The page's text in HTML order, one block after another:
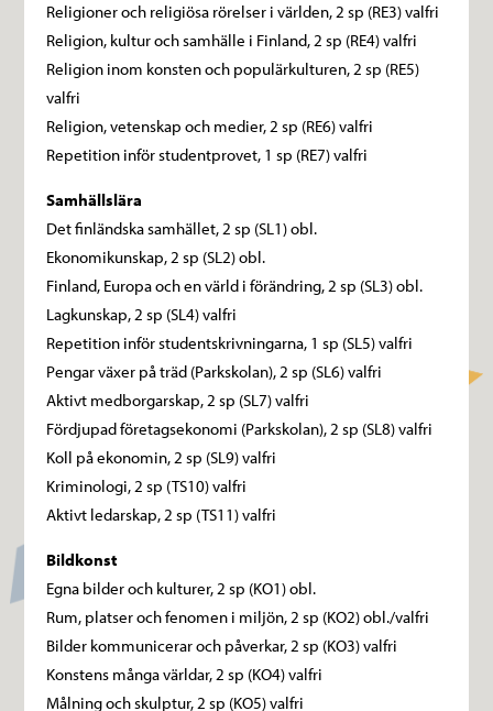
Religioner och religiösa rörelser i världen, 2 sp (RE3) valfri
Religion, kultur och samhälle i Finland, 2 sp (RE4) valfri
Religion inom konsten och populärkulturen, 2 sp (RE5)
valfri
Religion, vetenskap och medier, 2 sp (RE6) valfri
Repetition inför studentprovet, 1 sp (RE7) valfri
Samhällslära
Det finländska samhället, 2 sp (SL1) obl.
Ekonomikunskap, 2 sp (SL2) obl.
Finland, Europa och en värld i förändring, 2 sp (SL3) obl.
Lagkunskap, 2 sp (SL4) valfri
Repetition inför studentskrivningarna, 1 sp (SL5) valfri
Pengar växer på träd (Parkskolan), 2 sp (SL6) valfri
Aktivt medborgarskap, 2 sp (SL7) valfri
Fördjupad företagsekonomi (Parkskolan), 2 sp (SL8) valfri
Koll på ekonomin, 2 sp (SL9) valfri
Kriminologi, 2 sp (TS10) valfri
Aktivt ledarskap, 2 sp (TS11) valfri
Bildkonst
Egna bilder och kulturer, 2 sp (KO1) obl.
Rum, platser och fenomen i miljön, 2 sp (KO2) obl./valfri
Bilder kommunicerar och påverkar, 2 sp (KO3) valfri
Konstens många världar, 2 sp (KO4) valfri
Målning och skulptur, 2 sp (KO5) valfri